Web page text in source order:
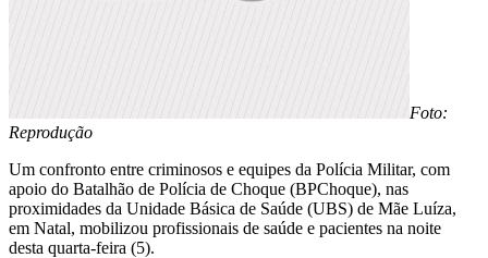
Foto:
Reprodução
Um confronto entre criminosos e equipes da Polícia Militar, com
apoio do Batalhão de Polícia de Choque (BPChoque), nas
proximidades da Unidade Básica de Saúde (UBS) de Mãe Luíza,
em Natal, mobilizou profissionais de saúde e pacientes na noite
desta quarta-feira (5).